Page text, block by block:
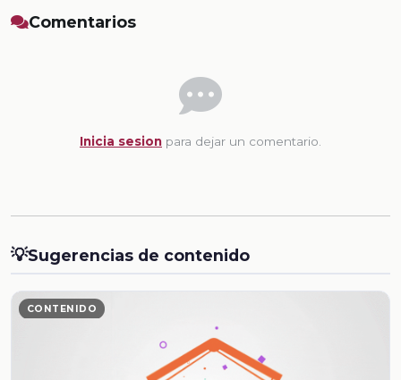
Comentarios
Inicia sesion para dejar un comentario.
💡Sugerencias de contenido
CONTENIDO